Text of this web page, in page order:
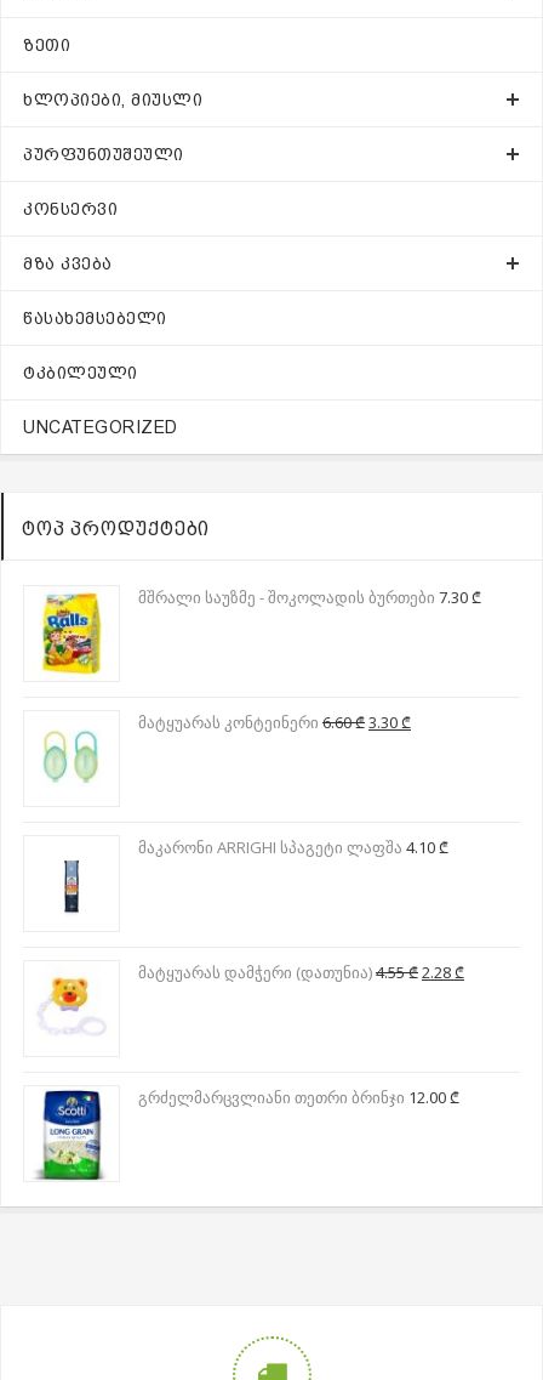
ᲖᲔᲗᲘ
ᲮᲚᲝᲞᲘᲔᲑᲘ, ᲛᲘᲣᲡᲚᲘ
ᲞᲣᲠᲤᲣᲜᲗᲣᲨᲔᲣᲚᲘ
ᲙᲝᲜᲡᲔᲠᲕᲘ
ᲛᲖᲐ ᲙᲕᲔᲑᲐ
ᲬᲐᲡᲐᲮᲔᲛᲡᲔᲑᲔᲚᲘ
ᲢᲙᲑᲘᲚᲔᲣᲚᲘ
UNCATEGORIZED
ᲢᲝᲞ ᲞᲠᲝᲓᲣᲥᲢᲔᲑᲘ
მშრალი საუზმე - შოკოლადის ბურთები 7.30₾
მატყუარას კონტეინერი 6.60₾Original
3.30₾Current
მაკარონი ARRIGHI სპაგეტი ლაფშა 4.10₾
მატყუარას დამჭერი (დათუნია)4.55₾Original
2.28₾Current
გრძელმარცვლიანი თეთრი ბრინჯი 12.00₾